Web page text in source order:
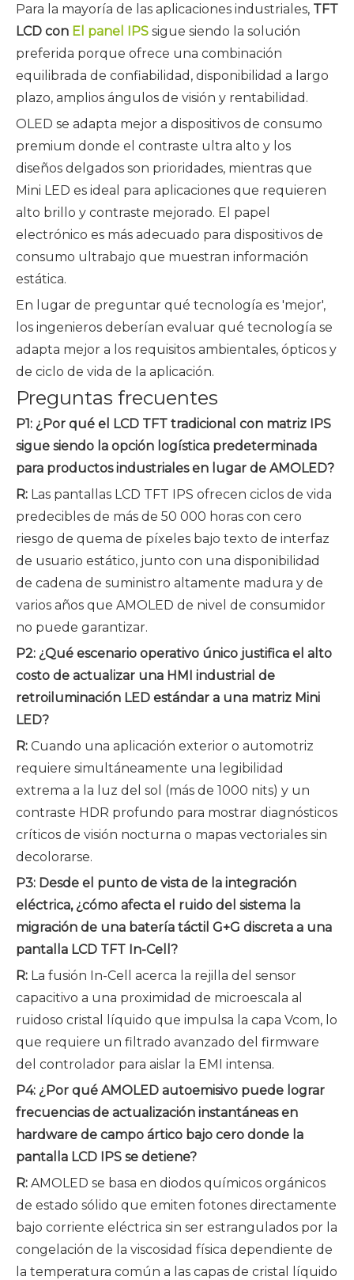
Para la mayoría de las aplicaciones industriales, TFT
LCD con El panel IPS sigue siendo la solución
preferida porque ofrece una combinación
equilibrada de confiabilidad, disponibilidad a largo
plazo, amplios ángulos de visión y rentabilidad.
OLED se adapta mejor a dispositivos de consumo
premium donde el contraste ultra alto y los
diseños delgados son prioridades, mientras que
Mini LED es ideal para aplicaciones que requieren
alto brillo y contraste mejorado. El papel
electrónico es más adecuado para dispositivos de
consumo ultrabajo que muestran información
estática.
En lugar de preguntar qué tecnología es 'mejor',
los ingenieros deberían evaluar qué tecnología se
adapta mejor a los requisitos ambientales, ópticos y
de ciclo de vida de la aplicación.
Preguntas frecuentes
P1: ¿Por qué el LCD TFT tradicional con matriz IPS
sigue siendo la opción logística predeterminada
para productos industriales en lugar de AMOLED?
R: Las pantallas LCD TFT IPS ofrecen ciclos de vida
predecibles de más de 50 000 horas con cero
riesgo de quema de píxeles bajo texto de interfaz
de usuario estático, junto con una disponibilidad
de cadena de suministro altamente madura y de
varios años que AMOLED de nivel de consumidor
no puede garantizar.
P2: ¿Qué escenario operativo único justifica el alto
costo de actualizar una HMI industrial de
retroiluminación LED estándar a una matriz Mini
LED?
R: Cuando una aplicación exterior o automotriz
requiere simultáneamente una legibilidad
extrema a la luz del sol (más de 1000 nits) y un
contraste HDR profundo para mostrar diagnósticos
críticos de visión nocturna o mapas vectoriales sin
decolorarse.
P3: Desde el punto de vista de la integración
eléctrica, ¿cómo afecta el ruido del sistema la
migración de una batería táctil G+G discreta a una
pantalla LCD TFT In-Cell?
R: La fusión In-Cell acerca la rejilla del sensor
capacitivo a una proximidad de microescala al
ruidoso cristal líquido que impulsa la capa Vcom, lo
que requiere un filtrado avanzado del firmware
del controlador para aislar la EMI intensa.
P4: ¿Por qué AMOLED autoemisivo puede lograr
frecuencias de actualización instantáneas en
hardware de campo ártico bajo cero donde la
pantalla LCD IPS se detiene?
R: AMOLED se basa en diodos químicos orgánicos
de estado sólido que emiten fotones directamente
bajo corriente eléctrica sin ser estrangulados por la
congelación de la viscosidad física dependiente de
la temperatura común a las capas de cristal líquido